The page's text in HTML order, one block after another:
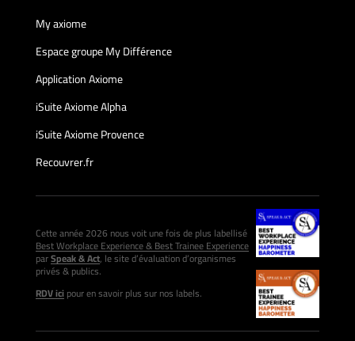
My axiome
Espace groupe My Différence
Application Axiome
iSuite Axiome Alpha
iSuite Axiome Provence
Recouvrer.fr
Cette année 2026 nous voit une fois de plus labellisé
Best Workplace Experience & Best Trainee Experience
parSpeak & Act, le site d’évaluation d’organismes
privés & publics.
RDV icipour en savoir plus sur nos labels.